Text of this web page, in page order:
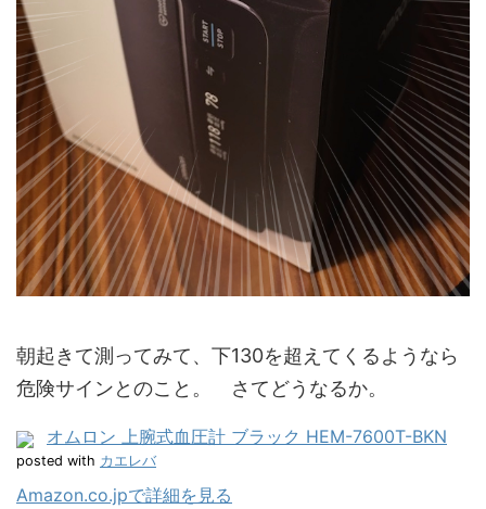
朝起きて測ってみて、下130を超えてくるようなら
危険サインとのこと。 さてどうなるか。
オムロン 上腕式血圧計 ブラック HEM-7600T-BKN
posted with カエレバ
Amazon.co.jpで詳細を見る